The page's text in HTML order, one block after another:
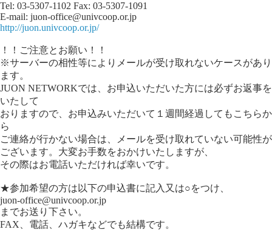
Tel: 03-5307-1102 Fax: 03-5307-1091
E-mail: juon-office@univcoop.or.jp
http://juon.univcoop.or.jp/
！！ご注意とお願い！！
※サーバーの相性等によりメールが受け取れないケースがあり
ます。
JUON NETWORKでは、お申込いただいた方には必ずお返事を
いたして
おりますので、お申込みいただいて１週間経過してもこちらか
ら
ご連絡が行かない場合は、メールを受け取れていない可能性が
ございます。大変お手数をおかけいたしますが、
その際はお電話いただければ幸いです。
★参加希望の方は以下の申込書に記入又は○をつけ、
juon-office@univcoop.or.jp
までお送り下さい。
FAX、電話、ハガキなどでも結構です。